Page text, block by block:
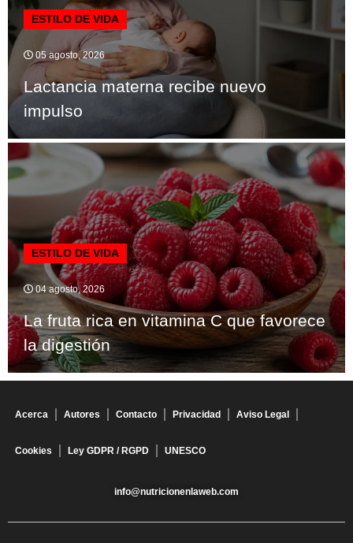
ESTILO DE VIDA
05 agosto, 2026
Lactancia materna recibe nuevo
impulso
ESTILO DE VIDA
04 agosto, 2026
La fruta rica en vitamina C que favorece
la digestión
Acerca Autores Contacto Privacidad Aviso Legal
Cookies Ley GDPR / RGPD UNESCO
info@nutricionenlaweb.com